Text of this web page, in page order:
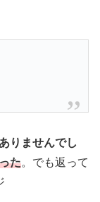
りませんでし
た。でも返って